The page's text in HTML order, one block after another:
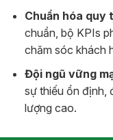
Chuẩn hóa quy
chuẩn, bộ KPIs
chăm sóc khách
Đội ngũ vững
sự thiếu ổn định,
lượng cao.